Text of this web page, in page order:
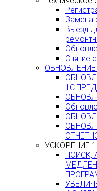
Замена
Выезд
Снятие
ОБНОВЛЕНИЕ
УСКОРЕНИЕ
ПОИСК,